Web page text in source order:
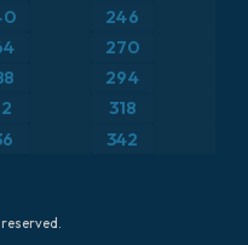
246
270
294
318
342